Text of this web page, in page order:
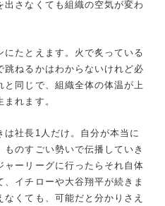
出さなくても組織の空気が変わ
にたとえます。火で炙っている
跳ねるかはわからないけれど必
と同じで、組織全体の体温が上
れます。
は社長1人だけ。自分が本当に
ものすごい勢いで伝播していき
ャーリーグに行ったらそれ自体
、イチローや大谷翔平が続きま
なくても、可能だと分かりさえ